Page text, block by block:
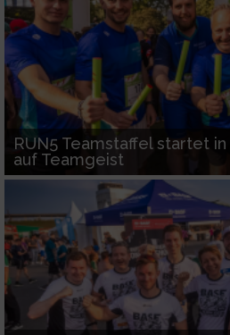
RUN5 Teamstaffel startet
auf Teamgeist